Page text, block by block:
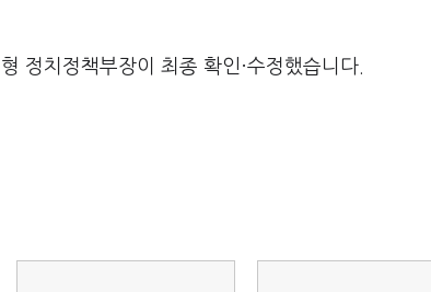
정치정책부장이 최종 확인·수정했습니다.